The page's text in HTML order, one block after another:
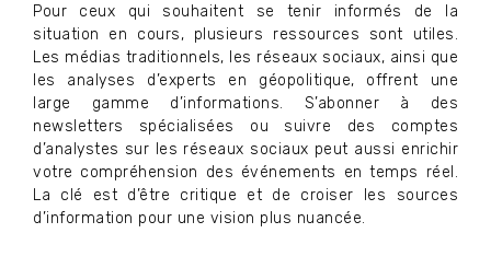
Pour ceux qui souhaitent se tenir informés de la
situation en cours, plusieurs ressources sont utiles.
Les médias traditionnels, les réseaux sociaux, ainsi que
les analyses d’experts en géopolitique, offrent une
large gamme d’informations. S’abonner à des
newsletters spécialisées ou suivre des comptes
d’analystes sur les réseaux sociaux peut aussi enrichir
votre compréhension des événements en temps réel.
La clé est d’être critique et de croiser les sources
d’information pour une vision plus nuancée.